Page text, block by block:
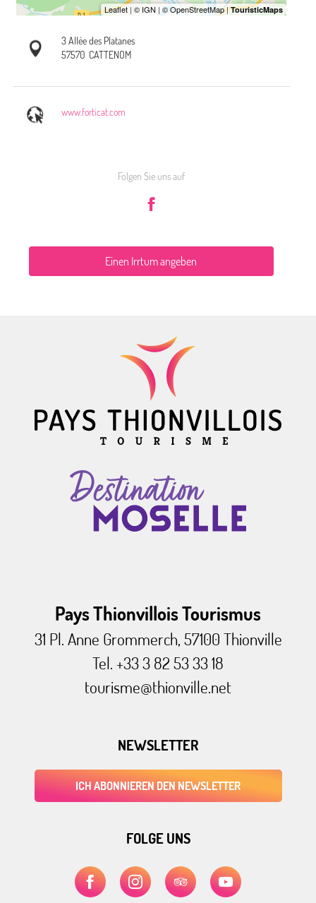
3 Allée des Platanes
57570 CATTENOM
www.forticat.com
Folgen Sie uns auf
Einen Irrtum angeben
Pays Thionvillois Tourismus
31 Pl. Anne Grommerch, 57100 Thionville
Tel. +33 3 82 53 33 18
tourisme@thionville.net
NEWSLETTER
ICH ABONNIEREN DEN NEWSLETTER
FOLGE UNS